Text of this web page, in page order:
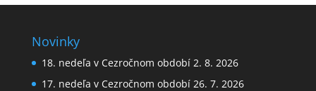
Novinky
18. nedeľa v Cezročnom období 2. 8. 2026
17. nedeľa v Cezročnom období 26. 7. 2026